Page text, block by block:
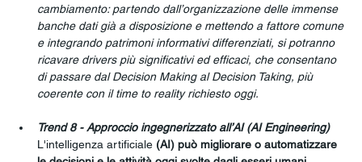
cambiamento: partendo dall’organizzazione delle immense
banche dati già a disposizione e mettendo a fattore comune
e integrando patrimoni informativi differenziati, si potranno
ricavare drivers più significativi ed efficaci, che consentano
di passare dal Decision Making al Decision Taking, più
coerente con il time to reality richiesto oggi.
Trend 8 - Approccio ingegnerizzato all’AI (AI Engineering)
L'intelligenza artificiale (AI) può migliorare o automatizzare